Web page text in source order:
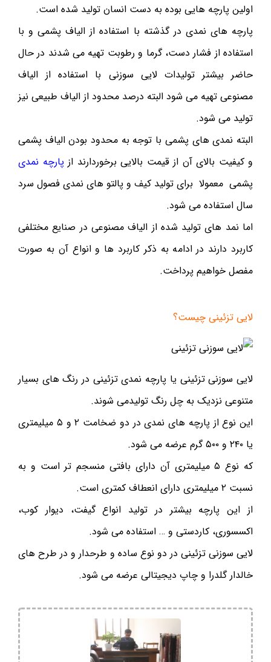
اولین پارچه هایی بوده به دست انسان تولید شده است.
پارچه های نمدی در گذشته با استفاده از الیاف پشمی و با
استفاده از فشار دست، گرما و رطوبت تهیه می شدند در حال
حاضر بیشتر تولیدات لایی سوزنی با استفاده از الیاف
مصنوعی تهیه می شود البته درصد محدود از الیاف طبیعی نیز
تولید می شود.
البته نمدی های پشمی با توجه به محدود بودن الیاف پشمی
و کیفیت بالای آن از قیمت بالایی برخوردارند از پارچه نمدی
پشمی معمولا برای تولید کیف و پالتو های نمدی فصول سرد
سال استفاده می شود.
اما نمد های تولید شده از الیاف مصنوعی در صنایع مختلفی
کاربرد دارند در ادامه به ذکر کاربرد ها و انواع آن به صورت
مفصل خواهیم پرداخت.
لایی تزئینی چیست؟
لایی سوزنی تزئینی یا پارچه نمدی تزئینی در رنگ های بسیار
متنوعی نزدیک به چل رنگ تولیدمی شوند.
این نوع از پارچه های نمدی در دو ضخامت ۲ و ۵ میلیمتری
یا ۲۴۰ و ۵۰۰ گرم عرضه می شود.
که نوع ۵ میلیمتری آن دارای بافتی منسجم تر است و به
نسبت ۲ میلیمتری دارای انعطاف کمتری است.
از این پارچه بیشتر در تولید انواع گیفت، دیوار کوب،
اکسسوری، کاردستی و … استفاده می شود.
لایی سوزنی تزئینی در دو نوع ساده و طرحدار و در طرح های
خالدار گلدرا و چاپ دیجیتالی عرضه می شود.